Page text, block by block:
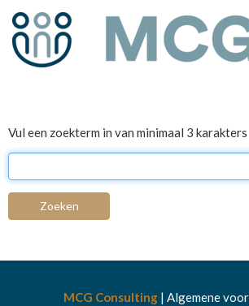
Vul een zoekterm in van minimaal 3 karakters
Zoeken
MCG Consulting| Algemene